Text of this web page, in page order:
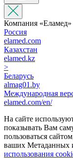
Компания «‎Еламед»
Россия
elamed.com
Казахстан
elamed.kz
>
Беларусь
almag01.by
Международная
elamed.com/en/
На сайте
показывать Вам
пользоваться
ваших Метаданных
использования